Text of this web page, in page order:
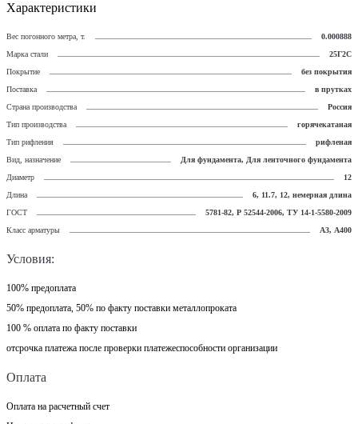
Характеристики
Вес погонного метра, т.
0.000888
Марка стали
25Г2С
Покрытие
без покрытия
Поставка
в прутках
Страна производства
Россия
Тип производства
горячекатаная
Тип рифления
рифленая
Вид, назначение
Для фундамента, Для ленточного фундамента
Диаметр
12
Длина
6, 11.7, 12, немерная длина
ГОСТ
5781-82, Р 52544-2006, ТУ 14-1-5580-2009
Класс арматуры
А3, А400
Условия:
100% предоплата
50% предоплата, 50% по факту поставки металлопроката
100 % оплата по факту поставки
отсрочка платежа после проверки платежеспособности организации
Оплата
Оплата на расчетный счет